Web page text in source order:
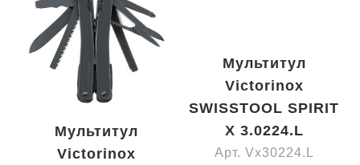
Мультитул
Victorinox
Мультитул
Victorinox
SWISSTOOL SPIRIT
X 3.0224.L
Арт. Vx30224.L